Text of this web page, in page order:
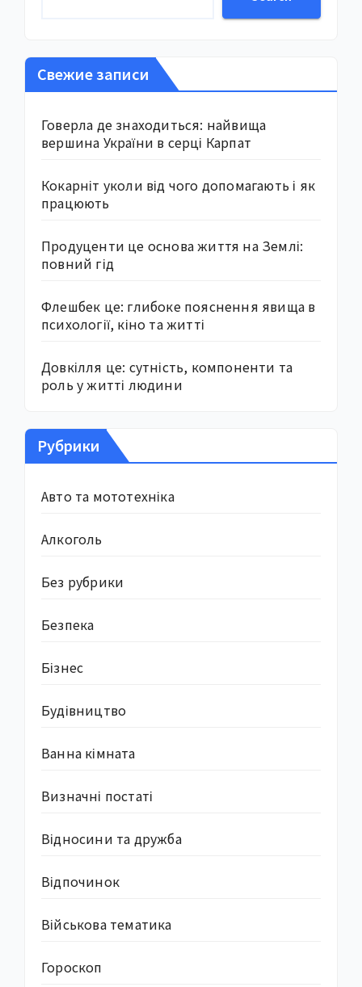
Свежие записи
Говерла де знаходиться: найвища
вершина України в серці Карпат
Кокарніт уколи від чого допомагають і як
працюють
Продуценти це основа життя на Землі:
повний гід
Флешбек це: глибоке пояснення явища в
психології, кіно та житті
Довкілля це: сутність, компоненти та
роль у житті людини
Рубрики
Авто та мототехніка
Алкоголь
Без рубрики
Безпека
Бізнес
Будівництво
Ванна кімната
Визначні постаті
Відносини та дружба
Відпочинок
Військова тематика
Гороскоп